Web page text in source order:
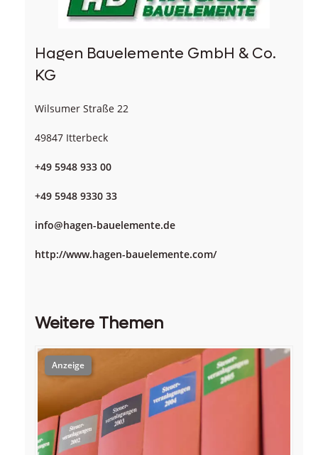
Hagen Bauelemente GmbH & Co.
KG
Wilsumer Straße 22
49847 Itterbeck
+49 5948 933 00
+49 5948 9330 33
info@hagen-bauelemente.de
http://www.hagen-bauelemente.com/
Weitere Themen